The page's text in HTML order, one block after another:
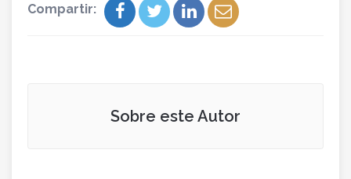
Compartir:
Sobre este Autor